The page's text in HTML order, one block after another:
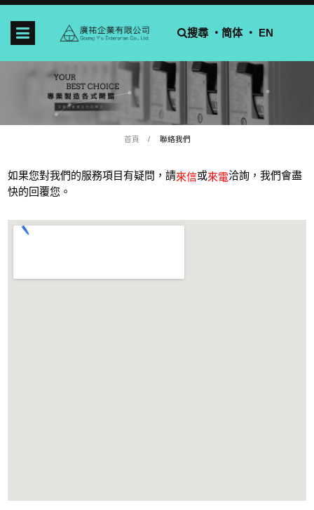
搜尋 ‧ 简体‧ EN
首頁 聯絡我們
如果您對我們的服務項目有疑問，請來信或來電洽詢，我們會盡
快的回覆您。